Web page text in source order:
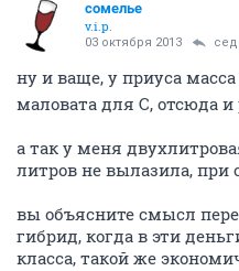
сомелье
v.i.p.
03 октября 2013
ну и ваще, у приуса масса
маловата для С, отсюда и
а так у меня
литров не вылазила, при
вы объясните смысл
гибрид, когда в эти
класса, такой же